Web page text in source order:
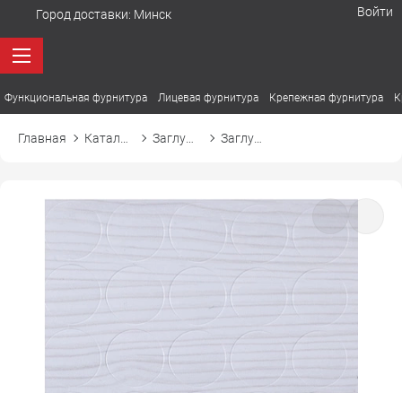
Город доставки: Минск Войти
Функциональная фурнитура Лицевая фурнитура Крепежная фурнитура
Главная